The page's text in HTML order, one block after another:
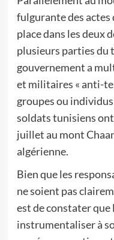
fulgurante des
place dans les deux
plusieurs parties
gouvernement a
et militaires « anti-
groupes ou
soldats tunisiens
juillet au mont
algérienne.
Bien que les
ne soient pas
est de constater que
instrumentaliser à